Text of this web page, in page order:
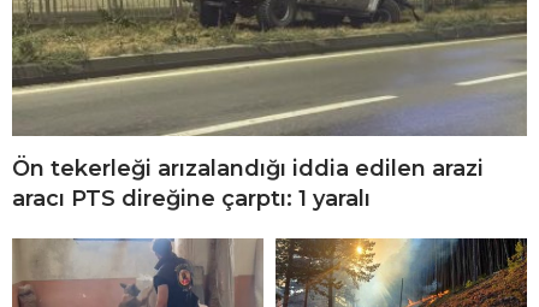
Ön tekerleği arızalandığı iddia edilen arazi
aracı PTS direğine çarptı: 1 yaralı